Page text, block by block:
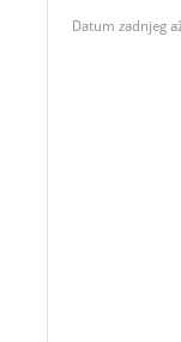
Datum zadnjeg